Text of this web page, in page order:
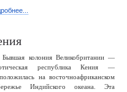
Бывшая колония Великобритании —
республика Кения —
на восточноафриканском
Индийского океана. Эта